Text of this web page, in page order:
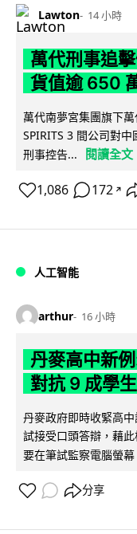
Lawton 14 小時
萬代刑事追
貨值逾 650
萬代南夢宮集團旗下
SPIRITS 3 間公司對
刑事控告...
閱讀全文
1,086 172 ↗
人工智能
arthur 16 小時
丹麥高中新
對抗 9 成學
丹麥政府即時收緊高
試接受口頭答辯，藉
要在筆試監察電腦螢
分享